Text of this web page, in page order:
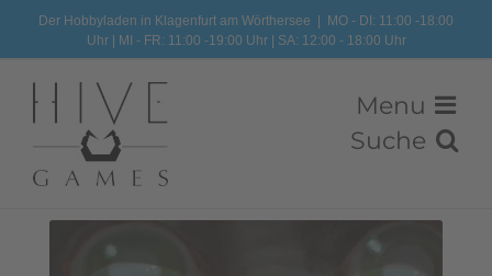
springen
Der Hobbyladen in Klagenfurt am Wörthersee
MO - DI: 11:00 -18:00
Uhr | MI - FR: 11:00 -19:00 Uhr | SA: 12:00 - 18:00 Uhr